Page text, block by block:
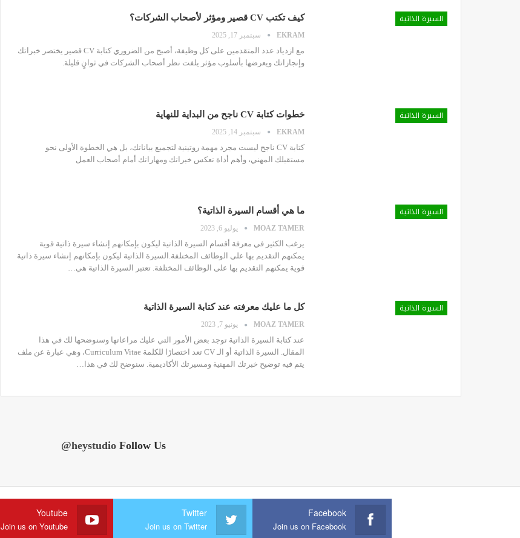
السيرة الذاتية كيف تكتب CV قصير ومؤثر لأصحاب الشركات؟
EKRAM سبتمبر 17, 2025
مع ازدياد عدد المتقدمين على كل وظيفة، أصبح من الضروري كتابة CV قصير يختصر خبراتك
وإنجازاتك ويعرضها بأسلوب مؤثر يلفت نظر أصحاب الشركات في ثوانٍ قليلة.
السيرة الذاتية خطوات كتابة CV ناجح من البداية للنهاية
EKRAM سبتمبر 14, 2025
كتابة CV ناجح ليست مجرد مهمة روتينية لتجميع بياناتك، بل هي الخطوة الأولى نحو
مستقبلك المهني، وأهم أداة تعكس خبراتك ومهاراتك أمام أصحاب العمل
السيرة الذاتية ما هي أقسام السيرة الذاتية؟
MOAZ TAMER يوليو 6, 2023
يرغب الكثير في معرفة أقسام السيرة الذاتية ليكون بإمكانهم إنشاء سيرة ذاتية قوية
يمكنهم التقديم بها على الوظائف المختلفة.السيرة الذاتية ليكون بإمكانهم إنشاء سيرة ذاتية
قوية يمكنهم التقديم بها على الوظائف المختلفة. تعتبر السيرة الذاتية هي
السيرة الذاتية كل ما عليك معرفته عند كتابة السيرة الذاتية
MOAZ TAMER يونيو 7, 2023
عند كتابة السيرة الذاتية توجد بعض الأمور التي عليك مراعاتها وسنوضحها لك في هذا
المقال.
السيرة الذاتية أو الـ CV تعد اختصارًا للكلمة Curriculum Vitae، وهي عبارة عن ملف
يتم فيه توضيح خبرتك المهنية ومسيرتك الأكاديمية. سنوضح لك في هذا …
Follow Us
@heystudio
Facebook
Join us on Facebook
Twitter
Join us on Twitter
Youtube
Join us on Youtube